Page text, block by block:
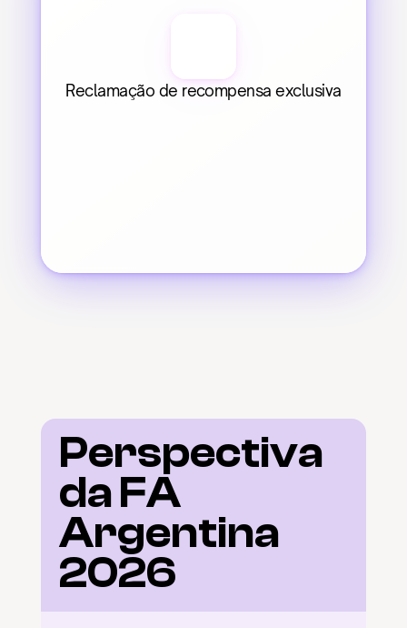
Reclamação de recompensa exclusiva
Perspectiva
da FA
Argentina
2026